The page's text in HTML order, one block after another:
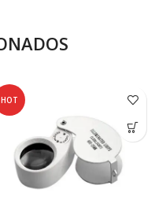
HOT